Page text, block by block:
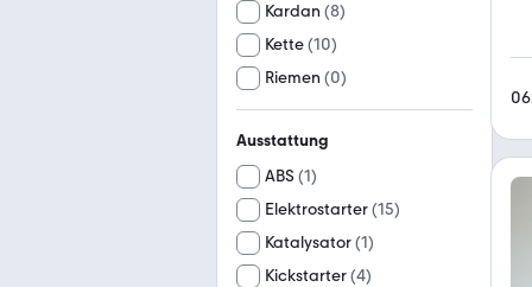
Kardan (8)
Kette(10)
Riemen (0)
Ausstattung
ABS (1)
Elektrostarter(15)
Katalysator(1)
Kickstarter(4)